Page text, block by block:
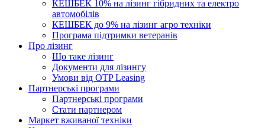
КЕШБЕК 10% на лізинг гібридних та електро
автомобілів
КЕШБЕК до 9% на лізинг агро техніки
Програма підтримки ветеранів
Про лізинг
Що таке лізинг
Документи для лізингу
Умови від OTP Leasing
Партнерські програми
Партнерські програми
Стати партнером
Маркет вживаної техніки